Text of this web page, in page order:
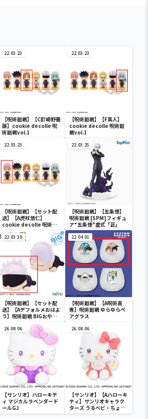
22.03.23
【呪術廻戦】【C釘崎野薔
薇】cookie decolle 呪
術廻戦vol.1
22.03.23
【呪術廻戦】【F真人】
cookie decolle 呪術廻
戦vol.1
22.03.23
【呪術廻戦】【セット配
送】【A虎杖悠仁】
cookie decolle 呪術廻
22.03.25
【呪術廻戦】【五条悟】
呪術廻戦 [SPM]フィギュ
ア“五条悟”虚式「茈」
22.03.30
【呪術廻戦】【セット配
送】【Aデフォルメおはよ
う】呪術廻戦 BIGおやす
みぬいぐるみ 五条悟
22.04.01
【呪術廻戦】【A呪術高
専】呪術廻戦 ゆらゆらペ
アグラス
26.08.06
【サンリオ】ハローキテ
ィ マジカルラベンダード
ールGJ
26.08.06
【サンリオ】【Aハローキ
ティ】サンリオキャラク
ターズ うるベビ・ちょい
デカドール